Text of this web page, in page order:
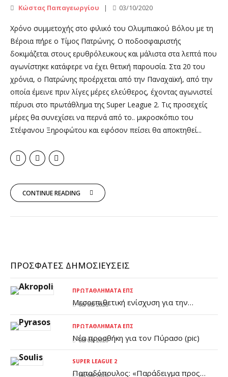
Κώστας Παπαγεωργίου 03/10/2020
Χρόνο συμμετοχής στο φιλικό του Ολυμπιακού Βόλου με τη
Βέροια πήρε ο Τίμος Πατρώνης. Ο ποδοσφαιριστής
δοκιμάζεται στους ερυθρόλευκους και μάλιστα στα λεπτά που
αγωνίστηκε κατάφερε να έχει θετική παρουσία. Στα 20 του
χρόνια, ο Πατρώνης προέρχεται από την Παναχαϊκή, από την
οποία έμεινε πριν λίγες μέρες ελεύθερος, έχοντας αγωνιστεί
πέρυσι στο πρωτάθλημα της Super League 2. Τις προσεχείς
μέρες θα συνεχίσει να περνά από το.. μικροσκόπιο του
Στέφανου Ξηροφώτου και εφόσον πείσει θα αποκτηθεί...
CONTINUE READING
ΠΡΌΣΦΑΤΕΣ ΔΗΜΟΣΙΕΎΣΕΙΣ
ΠΡΩΤΑΘΛΉΜΑΤΑ ΕΠΣ
Μεσοεπιθετική ενίσχυση για την
Ακρόπολη
08/08/2026
ΠΡΩΤΑΘΛΉΜΑΤΑ ΕΠΣ
Νέα προσθήκη για τον Πύρασο (pic)
08/08/2026
SUPER LEAGUE 2
Παπαδόπουλος: «Παράδειγμα προς
08/08/2026